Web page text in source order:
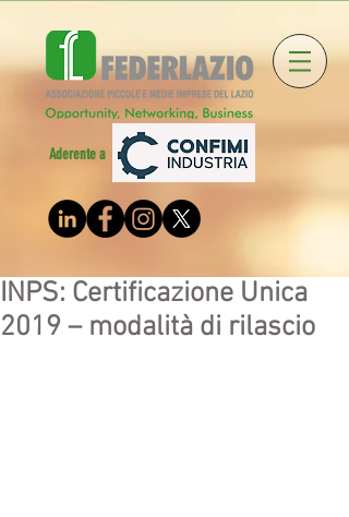
Aderente a
INPS: Certificazione Unica
2019 – modalità di rilascio